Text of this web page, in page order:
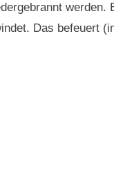
Das befeuert